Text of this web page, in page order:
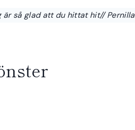
är så glad att du hittat hit// Pernilla